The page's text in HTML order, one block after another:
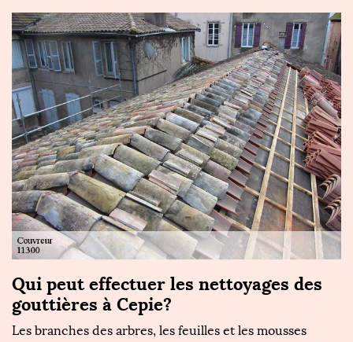
Qui peut effectuer les nettoyages des
gouttières à Cepie?
Les branches des arbres, les feuilles et les mousses